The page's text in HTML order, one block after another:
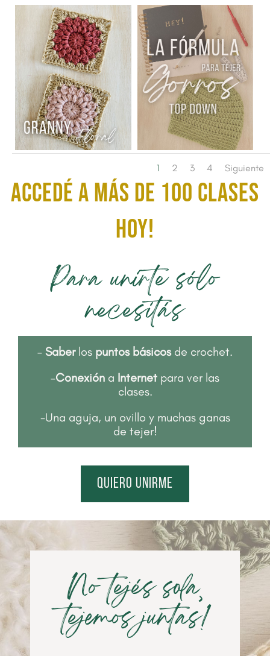
1 2 3 4 Siguiente
ACCEDÉ A MÁS DE 100 CLASES
HOY!
Para unirte sólo
necesitás
– Saberlos puntos básicosde crochet.
–Conexión a Internet para ver las
clases.
-Una aguja, un ovillo y muchas ganas
de tejer!
quiero unirme
No tejés sola‚
tejemos juntas!